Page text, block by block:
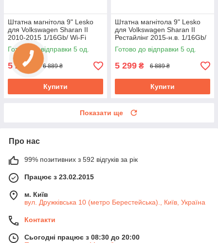
Штатна магнітола 9" Lesko
для Volkswagen Sharan II
2010-2015 1/16Gb/ Wi-Fi
Optima Вольксваген
Готово до відправки 5 од.
5 299 6 889 ₴
Купити
Штатна магнітола 9" Lesko
для Volkswagen Sharan II
Рестайлінг 2015-н.в. 1/16Gb/
Wi-Fi Фольксваген Шаран
Готово до відправки 5 од.
5 299 ₴ 6 889 ₴
Купити
Показати ще
Про нас
99% позитивних з 592 відгуків за рік
Працює з 23.02.2015
м. Київ
вул. Дружківська 10 (метро Берестейська)., Київ, Україна
Контакти
Сьогодні працює з 08:30 до 20:00